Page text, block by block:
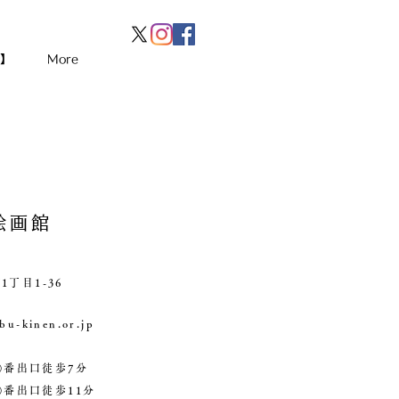
More
館
目1-36
kinen.or.jp
番出口徒歩7分
出口徒歩11分